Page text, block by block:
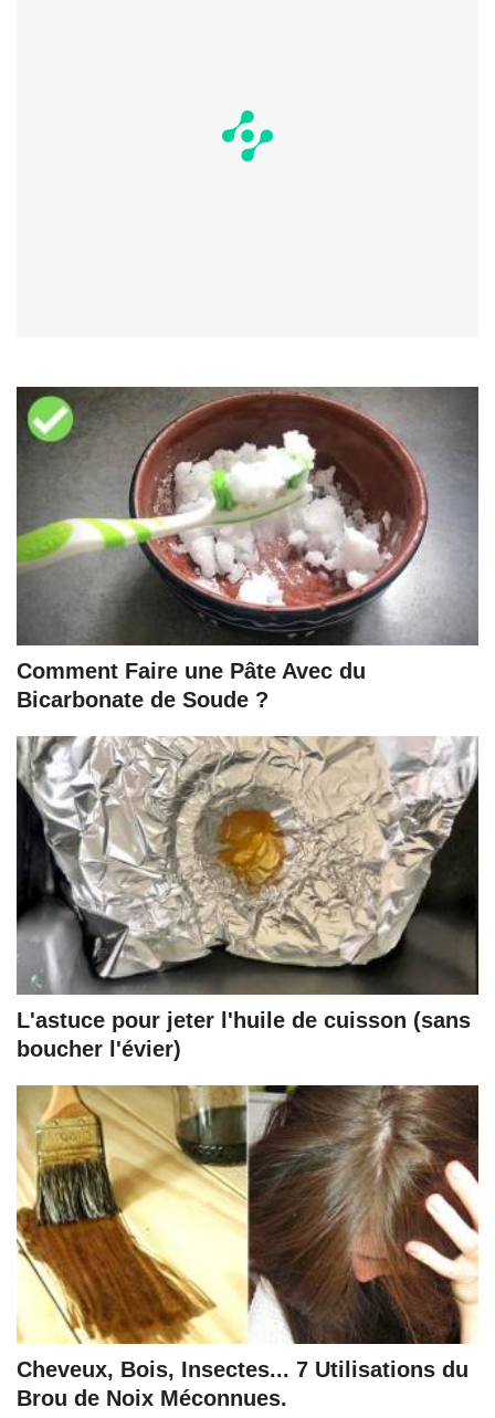
Comment Faire une Pâte Avec du
Bicarbonate de Soude ?
L'astuce pour jeter l'huile de cuisson (sans
boucher l'évier)
Cheveux, Bois, Insectes... 7 Utilisations du
Brou de Noix Méconnues.